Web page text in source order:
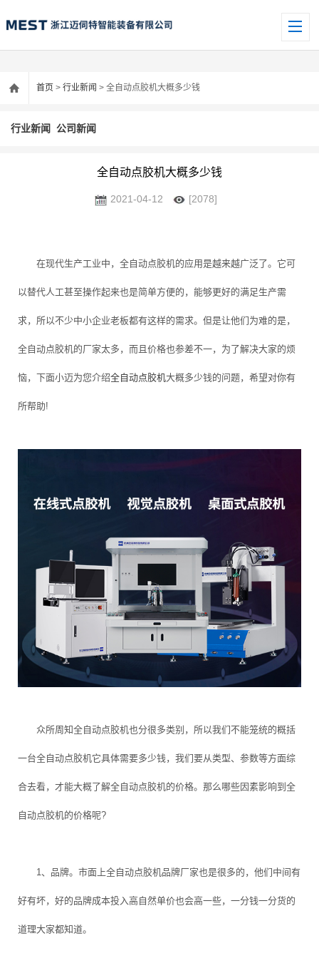
首页 > 行业新闻 > 全自动点胶机大概多少钱
行业新闻 公司新闻
全自动点胶机大概多少钱
2021-04-12 [2078]
在现代生产工业中，全自动点胶机的应用是越来越广泛了。它可
以替代人工甚至操作起来也是简单方便的，能够更好的满足生产需
求，所以不少中小企业老板都有这样的需求。但是让他们为难的是，
全自动点胶机的厂家太多，而且价格也参差不一，为了解决大家的烦
恼，下面小迈为您介绍全自动点胶机大概多少钱的问题，希望对你有
所帮助!
众所周知全自动点胶机也分很多类别，所以我们不能笼统的概括
一台全自动点胶机它具体需要多少钱，我们要从类型、参数等方面综
合去看，才能大概了解全自动点胶机的价格。那么哪些因素影响到全
自动点胶机的价格呢?
1、品牌。市面上全自动点胶机品牌厂家也是很多的，他们中间有
好有坏，好的品牌成本投入高自然单价也会高一些，一分钱一分货的
道理大家都知道。